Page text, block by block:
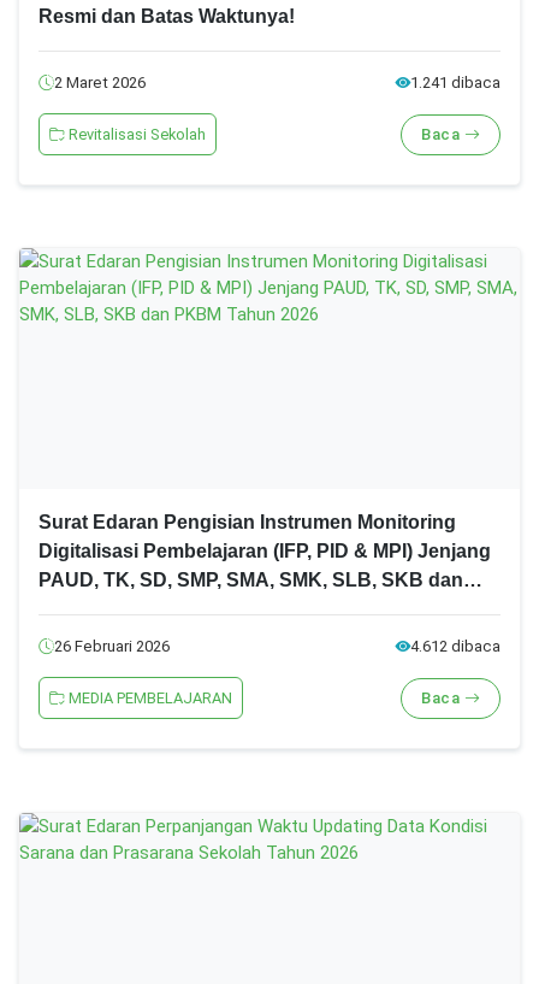
Resmi dan Batas Waktunya!
2 Maret 2026 1.241 dibaca
Revitalisasi Sekolah Baca
Surat Edaran Pengisian Instrumen Monitoring
Digitalisasi Pembelajaran (IFP, PID & MPI) Jenjang
PAUD, TK, SD, SMP, SMA, SMK, SLB, SKB dan
26 Februari 2026 4.612 dibaca
MEDIA PEMBELAJARAN Baca